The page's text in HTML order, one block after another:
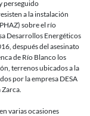
perseguido
a la instalación
sobre el río
Desarrollos Energéticos
después del asesinato
de Río Blanco los
terrenos ubicados a la
por la empresa DESA
varias ocasiones